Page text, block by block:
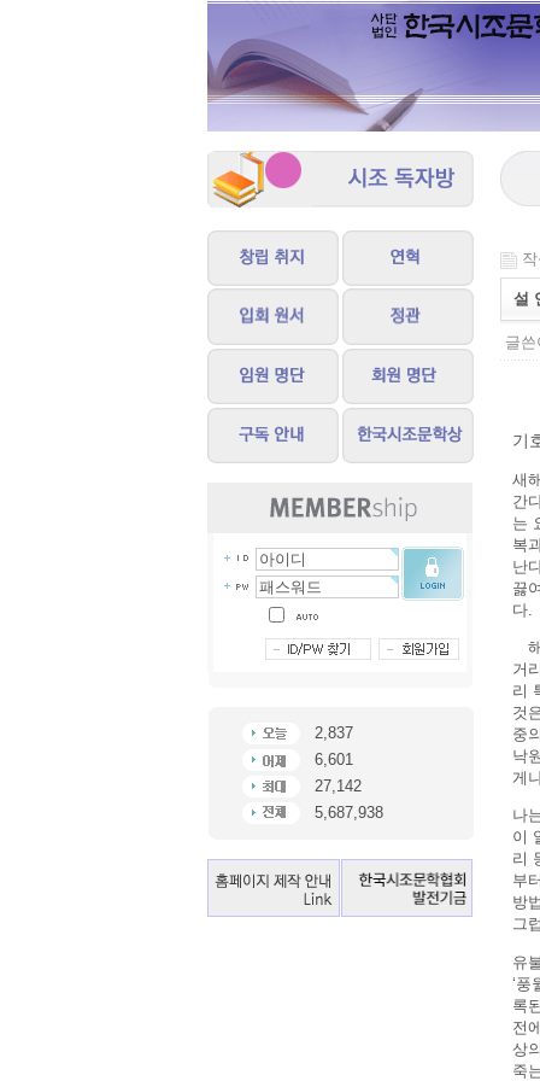
2,837
6,601
27,142
5,687,938
설
글쓴
기
새
간
는
복
난
끓
다.
거
리
것
중
낙
게
나
이
리
부
방
그
유
‘풍
록
전
상
죽